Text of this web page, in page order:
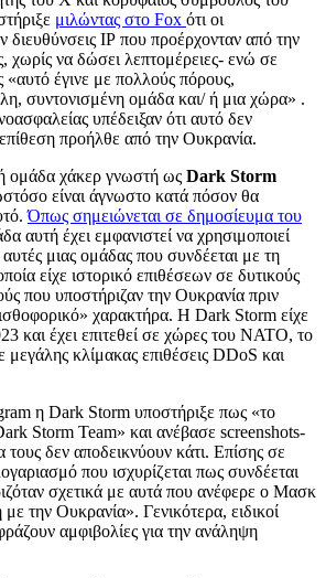
μιλώντας στο Fox ότι οι
διευθύνσεις ΙΡ που προέρχονταν από την
χωρίς να δώσει λεπτομέρειες- ενώ σε
«αυτό έγινε με πολλούς πόρους,
συντονισμένη ομάδα και/ ή μια χώρα» .
υπέδειξαν ότι αυτό δεν
προήλθε από την Ουκρανία.
ομάδα χάκερ γνωστή ως Dark Storm
είναι άγνωστο κατά πόσον θα
Όπως σημειώνεται σε δημοσίευμα του
αυτή έχει εμφανιστεί να χρησιμοποιεί
μιας ομάδας που συνδέεται με τη
είχε ιστορικό επιθέσεων σε δυτικούς
που υποστήριζαν την Ουκρανία πριν
χαρακτήρα. Η Dark Storm είχε
και έχει επιτεθεί σε χώρες του ΝΑΤΟ, το
κλίμακας επιθέσεις DDoS και
η Dark Storm υποστήριξε πως «το
Storm Team» και ανέβασε screenshots-
δεν αποδεικνύουν κάτι. Επίσης σε
που ισχυρίζεται πως συνδέεται
σχετικά με αυτά που ανέφερε ο Μασκ
την Ουκρανία». Γενικότερα, ειδικοί
αμφιβολίες για την ανάληψη